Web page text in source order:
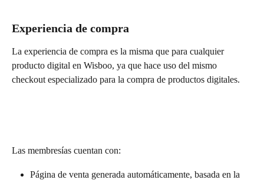
Experiencia de compra
La experiencia de compra es la misma que para cualquier
producto digital en Wisboo, ya que hace uso del mismo
checkout especializado para la compra de productos digitales.
Las membresías cuentan con:
Página de venta generada automáticamente, basada en la